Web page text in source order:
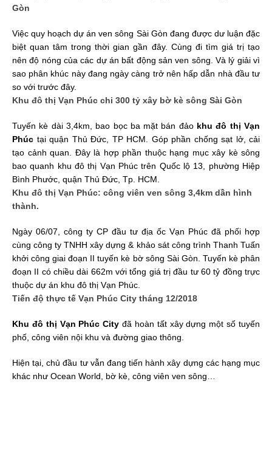
Gòn
Việc quy hoạch dự án ven sông Sài Gòn đang được dư luận đặc
biệt quan tâm trong thời gian gần đây. Cùng đi tìm giá trị tạo
nên độ nóng của các dự án bất động sản ven sông. Và lý giải vì
sao phân khúc này đang ngày càng trở nên hấp dẫn nhà đầu tư
so với trước đây.
Khu đô thị Vạn Phúc chi 300 tỷ xây bờ kè sông Sài Gòn
Tuyến kè dài 3,4km, bao bọc ba mặt bán đảo khu đô thị Vạn
Phúc tại quận Thủ Đức, TP HCM. Góp phần chống sạt lở, cải
tạo cảnh quan. Đây là hợp phần thuộc hạng mục xây kè sông
bao quanh khu đô thị Vạn Phúc trên Quốc lộ 13, phường Hiệp
Bình Phước, quận Thủ Đức, Tp. HCM.
Khu đô thị Vạn Phúc: công viên ven sông 3,4km dần hình
thành.
Ngày 06/07, công ty CP đầu tư địa ốc Vạn Phúc đã phối hợp
cùng công ty TNHH xây dựng & khảo sát công trình Thanh Tuấn
khởi công giai đoạn II tuyến kè bờ sông Sài Gòn. Tuyến kè phân
đoạn II có chiều dài 662m với tổng giá trị đầu tư 60 tỷ đồng trực
thuộc dự án khu đô thị Vạn Phúc.
Tiến độ thực tế Vạn Phúc City tháng 12/2018
Khu đô thị Vạn Phúc City đã hoàn tất xây dựng một số tuyến
phố, công viên nội khu và đường giao thông.
Hiện tại, chủ đầu tư vẫn đang tiến hành xây dựng các hạng mục
khác như Ocean World, bờ kè, công viên ven sông…